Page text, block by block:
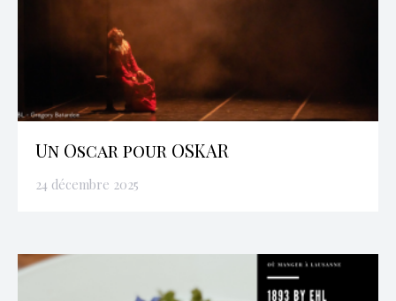
Un Oscar pour OSKAR
24 décembre 2025